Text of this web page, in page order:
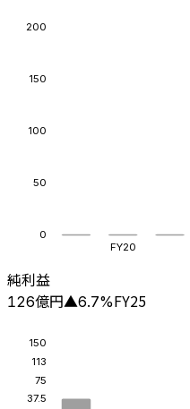
0
50
100
150
200
FY20
純利益
126億円▲6.7%FY25
37.5
75
113
150